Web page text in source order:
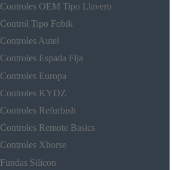
Controles OEM Tipo Llavero
Control Tipo Fobik
Controles Autel
Controles Espada Fija
Controles Europa
Controles KYDZ
Controles Refurbish
Controles Remote Basics
Controles Xhorse
Fundas Silicon